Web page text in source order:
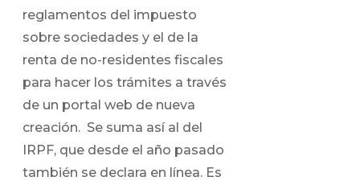
reglamentos del impuesto
sobre sociedades y el de la
renta de no-residentes fiscales
para hacer los trámites a través
de un portal web de nueva
creación. Se suma así al del
IRPF, que desde el año pasado
también se declara en línea. Es